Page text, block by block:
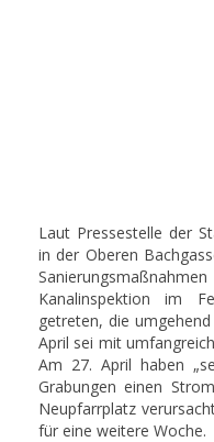
Laut Pressestelle der
in der Oberen
Kanalinspektion im
getreten, die
April sei mit
Am 27. April haben
Grabungen einen
Neupfarrplatz
für eine weitere Woche.